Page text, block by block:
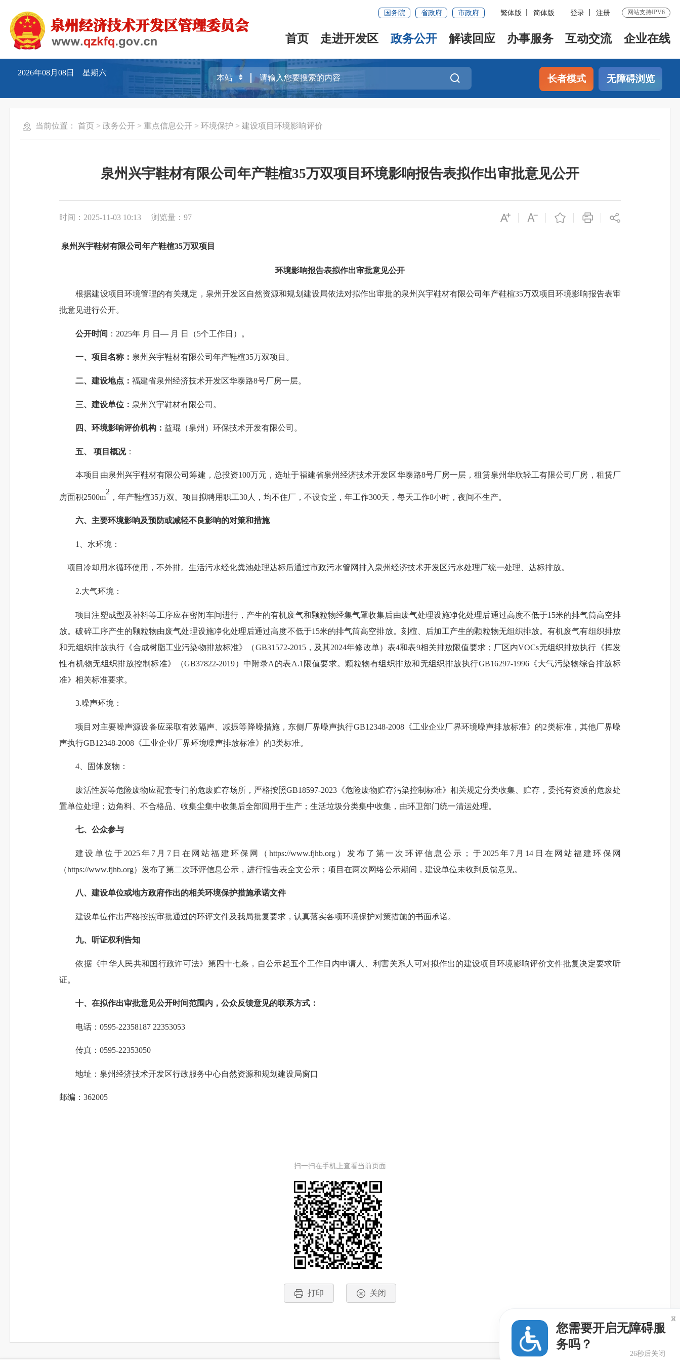
国务院 省政府 市政府 繁体版 简体版 登录 注册 网站支持IPV6
首页 走进开发区 政务公开 解读回应 办事服务 互动交流 企业在线
2026年08月08日 星期六
长者模式 无障碍浏览
当前位置： 首页 >政务公开 >重点信息公开 >环境保护 > 建设项目环境影响评价
泉州兴宇鞋材有限公司年产鞋楦35万双项目环境影响报告表拟作出审批意见公开
时间：2025-11-03 10:13 浏览量： 97
泉州兴宇鞋材有限公司年产鞋楦35万双项目
环境影响报告表拟作出审批意见公开
根据建设项目环境管理的有关规定 ， 泉州开发区自然资源和规划建设局依法对拟作出审批的泉州兴宇鞋材有限公司年产鞋楦35万双项目环境影响报告表审
批意见进行公开。
公开时间 ： 2025年 月 日— 月 日（5个工作日）。
一、项目名称： 泉州兴宇鞋材有限公司年产鞋楦35万双项目 。
二、建设地点：福建省泉州经济技术开发区华泰路8号厂房一层。
三、建设单位： 泉州兴宇鞋材有限公司 。
四、环境影响评价机构：益琨（泉州）环保技术开发有限公司。
五、 项目概况：
本项目由泉州兴宇鞋材有限公司筹建，总投资100万元，选址于福建省泉州经济技术开发区华泰路8号厂房一层，租赁泉州华欣轻工有限公司厂房，租赁厂
房面积2500m
2
，年产鞋楦35万双。项目拟聘用职工30人，均不住厂，不设食堂，年工作300天，每天工作8小时，夜间不生产。
六、主要环境影响及预防或减轻不良影响的对策和措施
1、水环境：
项目冷却用水循环使用，不外排。生活污水经化粪池处理达标后通过市政污水管网排入泉州经济技术开发区污水处理厂统一处理、达标排放。
2.大气环境：
项目注塑成型及补料等工序应在密闭车间进行，产生的有机废气和颗粒物经集气罩收集后由废气处理设施净化处理后通过高度不低于15米的排气筒高空排
放。破碎工序产生的颗粒物由废气处理设施净化处理后通过高度不低于15米的排气筒高空排放。刻楦、后加工产生的颗粒物无组织排放。有机废气有组织排放
和无组织排放执行 《合成树脂工业污染物排放标准》（GB31572-2015，及其2024年修改单）表4和表9相关排放限值要求；厂区内VOCs无组织排放执行 《挥发
性有机物无组织排放控制标准》（GB37822-2019）中附录A的表A.1限值要求。颗粒物有组织排放和无组织排放执行GB16297-1996《大气污染物综合排放标
准》相关标准要求。
3.噪声环境：
项目对主要噪声源设备应采取有效隔声、减振等降噪措施，东侧厂界噪声执行GB12348-2008《工业企业厂界环境噪声排放标准》的2类标准，其他厂界噪
声执行GB12348-2008《工业企业厂界环境噪声排放标准》的3类标准。
4、固体废物：
废活性炭等危险废物应配套专门的危废贮存场所，严格按照GB18597-2023《危险废物贮存污染控制标准》相关规定分类收集、贮存， 委托有资质的危废处
置单位处理 ；边角料、不合格品、收集尘集中收集后全部回用于生产 ；生活垃圾分类集中收集，由环卫部门统一清运处理。
七、公众参与
建设单位于2025年7月7日在网站福建环保网（https://www.fjhb.org）发布了第一次环评信息公示；于2025年7月14日在网站福建环保网
（https://www.fjhb.org）发布了第二次环评信息公示，进行报告表全文公示；项目在两次网络公示期间，建设单位未收到反馈意见。
八、建设单位或地方政府作出的相关环境保护措施承诺文件
建设单位作出严格按照审批通过的环评文件及我局批复要求，认真落实各项环境保护对策措施的书面承诺。
九、听证权利告知
依据《中华人民共和国行政许可法》第四十七条，自公示起五个工作日内申请人、利害关系人可对拟作出的建设项目环境影响评价文件批复决定要求听
证。
十、在拟作出审批意见公开时间范围内，公众反馈意见的联系方式：
电话：0595-22358187 22353053
传真：0595-22353050
地址：泉州经济技术开发区行政服务中心自然资源和规划建设局窗口
邮编：362005
扫一扫在手机上查看当前页面
打印 关闭
您需要开启无障碍服
务吗？
26秒后关闭
